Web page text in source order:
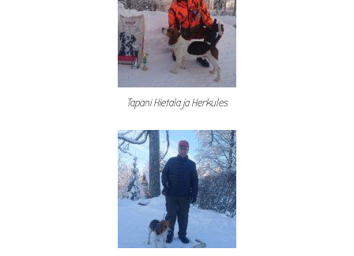
Tapani Hietala ja Herkules